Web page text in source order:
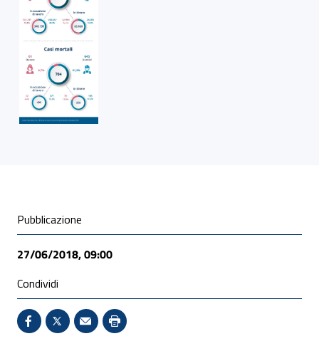
Condivisione social
Pubblicazione
27/06/2018, 09:00
Condividi
Condividi su Facebook - Sito esterno - Apertura in
X - Sito esterno - Apertura in nuova finestra
Invio Mail: apre il programma di posta
Stampa pagina: scelta meno